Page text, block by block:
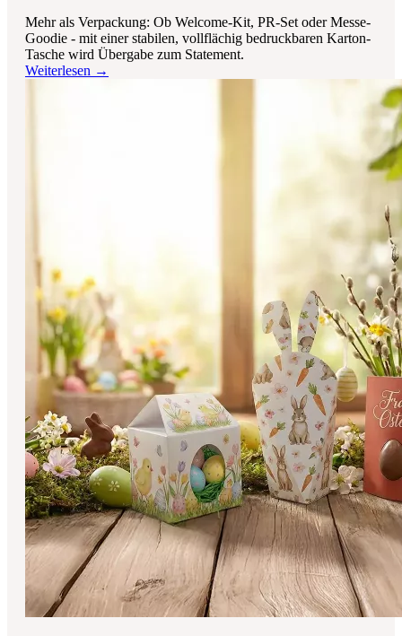
Mehr als Verpackung: Ob Welcome-Kit, PR-Set oder Messe-
Goodie - mit einer stabilen, vollflächig bedruckbaren Karton-
Tasche wird Übergabe zum Statement.
Weiterlesen →